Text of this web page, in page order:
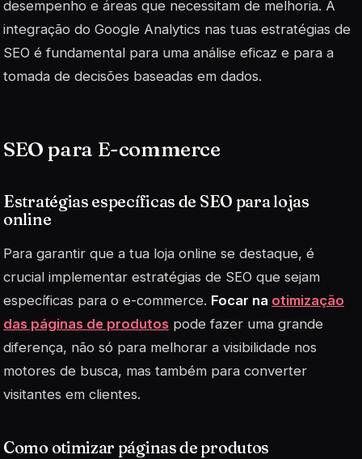
desempenho e áreas que necessitam de melhoria. A
integração do Google Analytics nas tuas estratégias de
SEO é fundamental para uma análise eficaz e para a
tomada de decisões baseadas em dados.
SEO para E-commerce
Estratégias específicas de SEO para lojas
online
Para garantir que a tua loja online se destaque, é
crucial implementar estratégias de SEO que sejam
específicas para o e-commerce. Focar na otimização
das páginas de produtos pode fazer uma grande
diferença, não só para melhorar a visibilidade nos
motores de busca, mas também para converter
visitantes em clientes.
Como otimizar páginas de produtos